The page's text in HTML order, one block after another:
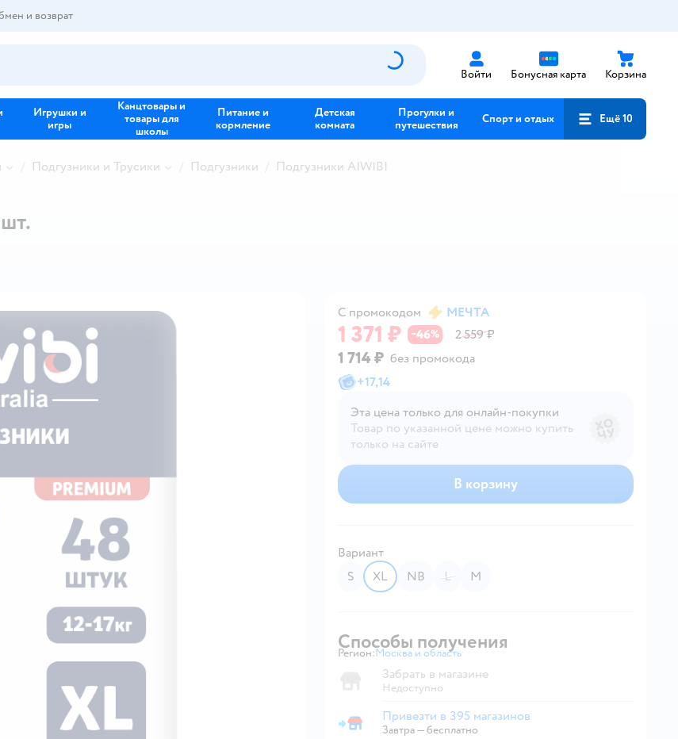
и возврат
Войти Бонусная карта Корзина
Игрушки и
игры
Канцтовары и
товары для
школы
Питание и
кормление
Детская
комната
Прогулки и
путешествия
Спорт и отдых Ещё 10
Подгузники и Трусики Подгузники Подгузники AIWIBI
С промокодом МЕЧТА
1 371 ₽ −46% 2 559 ₽
1 714 ₽ без промокода
+17,14
Эта цена только для онлайн‑покупки
Товар по указанной цене можно купить
только на сайте
В корзину
Вариант
S
XL NB L M
Способы получения
Регион: Выбор адреса доставки.
Москва и область
Забрать в магазине
Недоступно
Привезти в магазин
Привезти в 395 магазинов
Завтра—бесплатно